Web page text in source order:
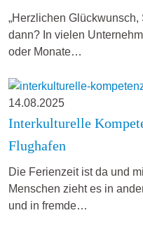
„Herzlichen Glückwunsch,
dann? In vielen
oder Monate…
14.08.2025
Interkulturelle
Flughafen
Die Ferienzeit ist da und
Menschen zieht es in
und in fremde…